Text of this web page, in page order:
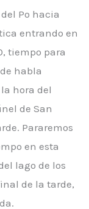
Po hacia
entrando en
tiempo para
habla
hora del
de San
Pararemos
en esta
lago de los
de la tarde,